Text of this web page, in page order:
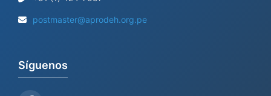
postmaster@aprodeh.org.pe
Síguenos